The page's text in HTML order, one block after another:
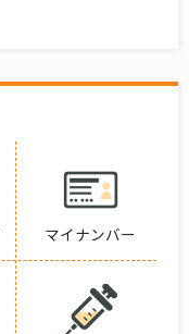
マイナンバー